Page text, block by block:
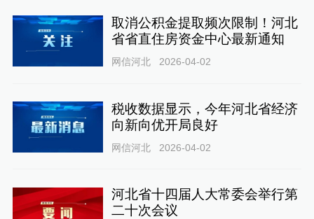
取消公积金提取频次限制！河北
省省直住房资金中心最新通知
网信河北 2026-04-02
税收数据显示，今年河北省经济
向新向优开局良好
网信河北 2026-04-02
河北省十四届人大常委会举行第
二十次会议